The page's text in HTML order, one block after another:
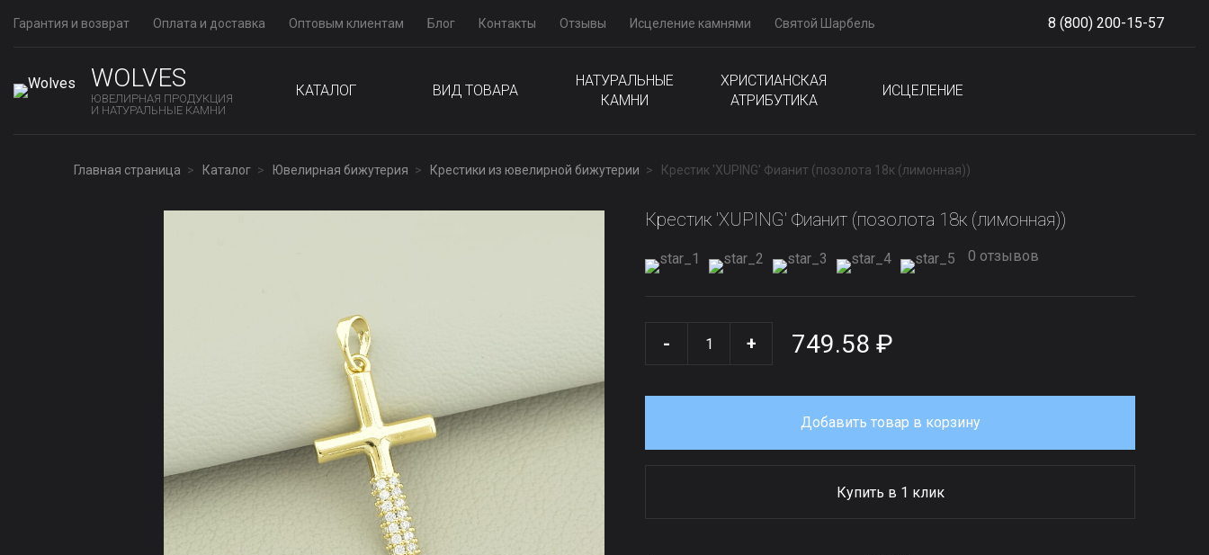
Гарантия и возврат Оплата и доставка Оптовым клиентам Блог Контакты Отзывы Исцеление камнями Святой Шарбель 8 (800) 200-15-57
WOLVES
ЮВЕЛИРНАЯ ПРОДУКЦИЯ
И НАТУРАЛЬНЫЕ КАМНИ
КАТАЛОГ ВИД ТОВАРА
НАТУРАЛЬНЫЕ
КАМНИ
ХРИСТИАНСКАЯ
АТРИБУТИКА
ИСЦЕЛЕНИЕ
Главная страница Каталог Ювелирная бижутерия Крестики из ювелирной бижутерии Крестик 'XUPING' Фианит (позолота 18к (лимонная))
Крестик 'XUPING' Фианит (позолота 18к (лимонная))
0 отзывов
- + 749.58 ₽
Добавить товар в корзину
Купить в 1 клик